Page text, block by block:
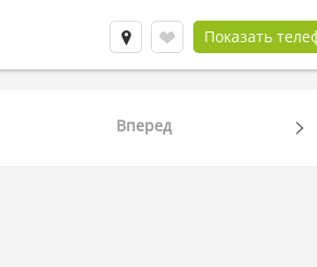
Показать
Вперед